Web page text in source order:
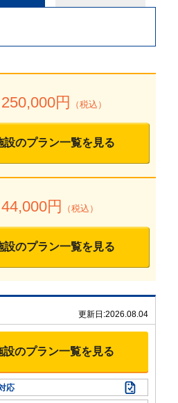
250,000円 （税込）
設のプラン一覧を見る
44,000円 （税込）
設のプラン一覧を見る
更新日:2026.08.04
のプラン一覧を見る
応